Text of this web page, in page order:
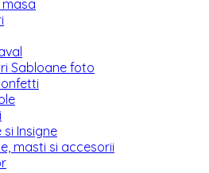
masa
Sabloane foto
si Insigne
masti si accesorii